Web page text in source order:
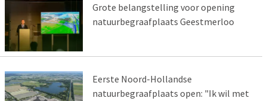
Grote belangstelling voor opening
natuurbegraafplaats Geestmerloo
Eerste Noord-Hollandse
natuurbegraafplaats open: "Ik wil met